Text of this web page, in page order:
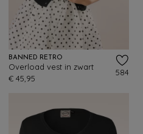
BANNED RETRO
Overload vest in zwart
€ 45,95
584